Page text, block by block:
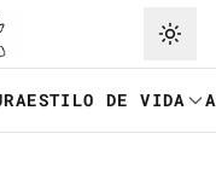
ESTILO DE VIDA